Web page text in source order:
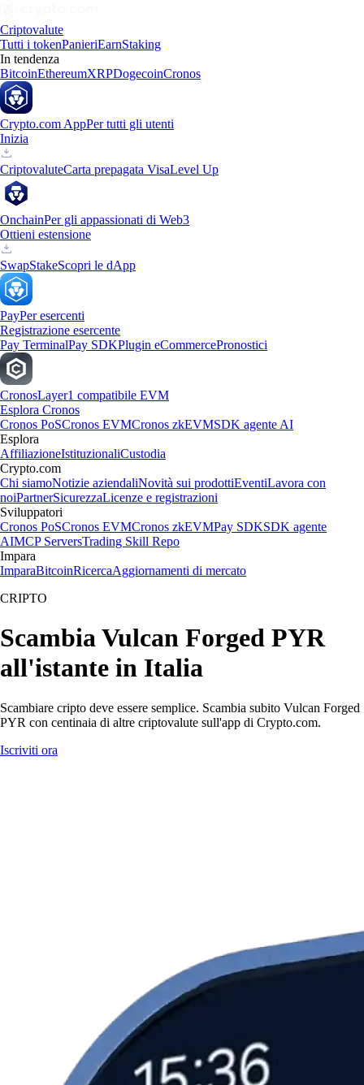
Criptovalute
Tutti i tokenPanieriEarnStaking
In tendenza
BitcoinEthereumXRPDogecoinCronos
Crypto.com AppPer tutti gli utenti
Inizia
CriptovaluteCarta prepagata VisaLevel Up
OnchainPer gli appassionati di Web3
Ottieni estensione
SwapStakeScopri le dApp
PayPer esercenti
Registrazione esercente
Pay TerminalPay SDKPlugin eCommercePronostici
CronosLayer1 compatibile EVM
Esplora Cronos
Cronos PoSCronos EVMCronos zkEVMSDK agente AI
Esplora
AffiliazioneIstituzionaliCustodia
Crypto.com
Chi siamoNotizie aziendaliNovità sui prodottiEventiLavora con
noiPartnerSicurezzaLicenze e registrazioni
Sviluppatori
Cronos PoSCronos EVMCronos zkEVMPay SDKSDK agente
AIMCP ServersTrading Skill Repo
Impara
ImparaBitcoinRicercaAggiornamenti di mercato
CRIPTO
Scambia Vulcan Forged PYR
all'istante in Italia
Scambiare cripto deve essere semplice. Scambia subito Vulcan Forged
PYR con centinaia di altre criptovalute sull'app di Crypto.com.
Iscriviti ora